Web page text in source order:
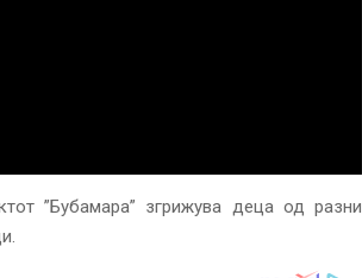
”Бубамара” згрижува деца од разни